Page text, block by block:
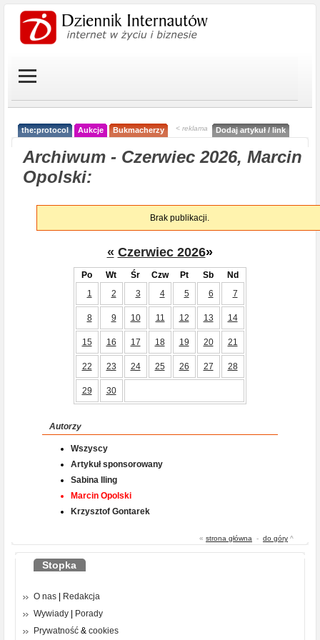
the:protocol Aukcje Bukmacherzy < reklama Dodaj artykuł / link
Archiwum - Czerwiec 2026, Marcin
Opolski:
Brak publikacji.
« Czerwiec 2026»
Po Wt Śr Czw Pt Sb
Nd
1
2 3 4 5 6 7
8 9 10 11 12 13 14
15 16 17 18 19 20 21
22 23 24 25 26 27 28
29 30
Autorzy
Wszyscy
Artykuł sponsorowany
Sabina Iling
Marcin Opolski
Krzysztof Gontarek
« strona główna - do góry ^
Stopka
O nas
Redakcja
Wywiady
Porady
Prywatność & cookies